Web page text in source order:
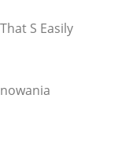
S Easily